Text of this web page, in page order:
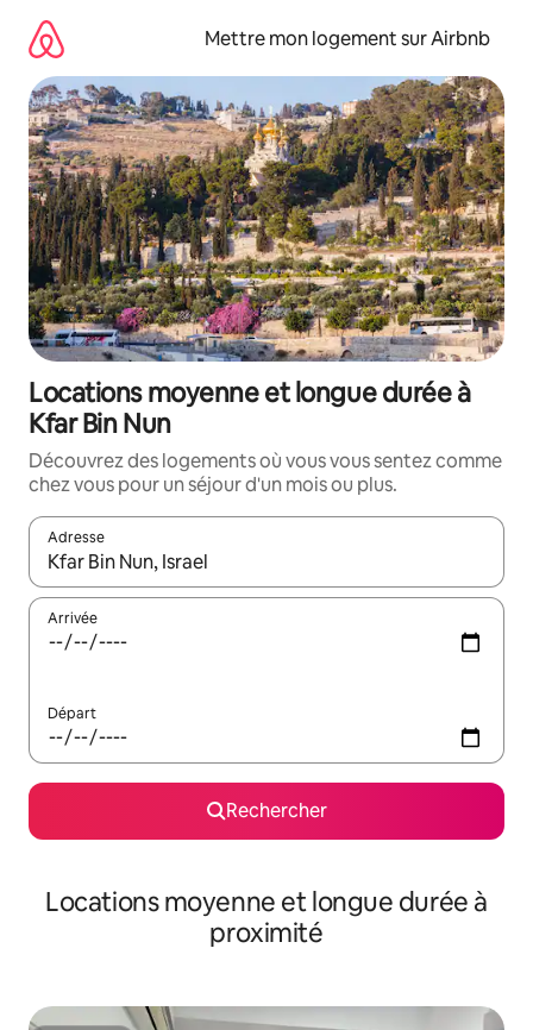
directement
contenu
Mettre mon logement sur Airbnb
Locations moyenne et longue durée à
Kfar Bin Nun
Découvrez des logements où vous vous sentez comme
chez vous pour un séjour d'un mois ou plus.
Adresse
Lorsque les résultats s'affichent, utilisez les flèches vers le
Arrivée
Départ
Rechercher
Locations moyenne et longue durée à
proximité